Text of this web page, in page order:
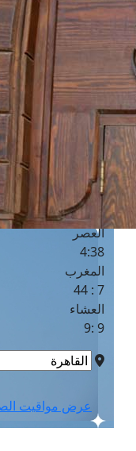
الفتوى الهاتفية
مَواقِيتُ
القاهرة · 07 أغسطس 2026 م
الفجر
4 :41
الشروق
6 :17
الظهر
العصر
4:38
المغرب
7 : 44
العشاء
9 :9
عرض مواقيت